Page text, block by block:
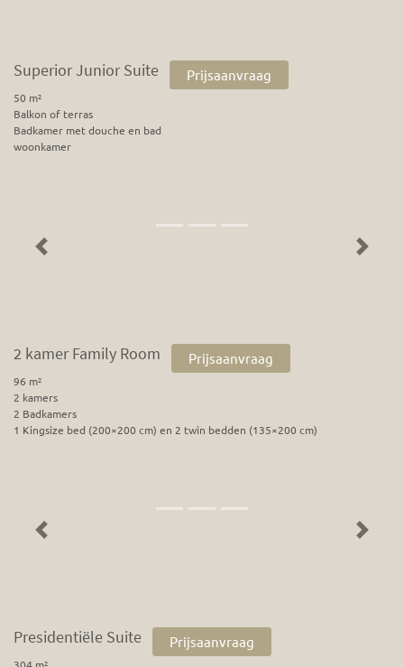
Superior Junior Suite Prijsaanvraag
50 m²
Balkon of terras
Badkamer met douche en bad
woonkamer
Previous Next
2 kamer Family Room Prijsaanvraag
96 m²
2 kamers
2 Badkamers
1 Kingsize bed (200×200 cm) en 2 twin bedden (135×200 cm)
Previous Next
Presidentiële Suite Prijsaanvraag